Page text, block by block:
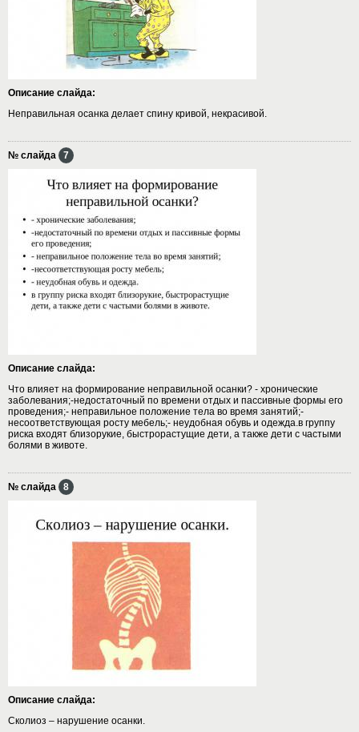
Описание слайда:
Неправильная осанка делает спину кривой, некрасивой.
№ слайда 7
Описание слайда:
Что влияет на формирование неправильной осанки? - хронические
заболевания;-недостаточный по времени отдых и пассивные формы его
проведения;- неправильное положение тела во время занятий;-
несоответствующая росту мебель;- неудобная обувь и одежда.в группу
риска входят близорукие, быстрорастущие дети, а также дети с частыми
болями в животе.
№ слайда 8
Описание слайда:
Сколиоз – нарушение осанки.